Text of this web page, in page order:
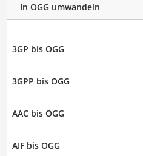
In OGG umwandeln
3GP bis OGG
3GPP bis OGG
AAC bis OGG
AIF bis OGG